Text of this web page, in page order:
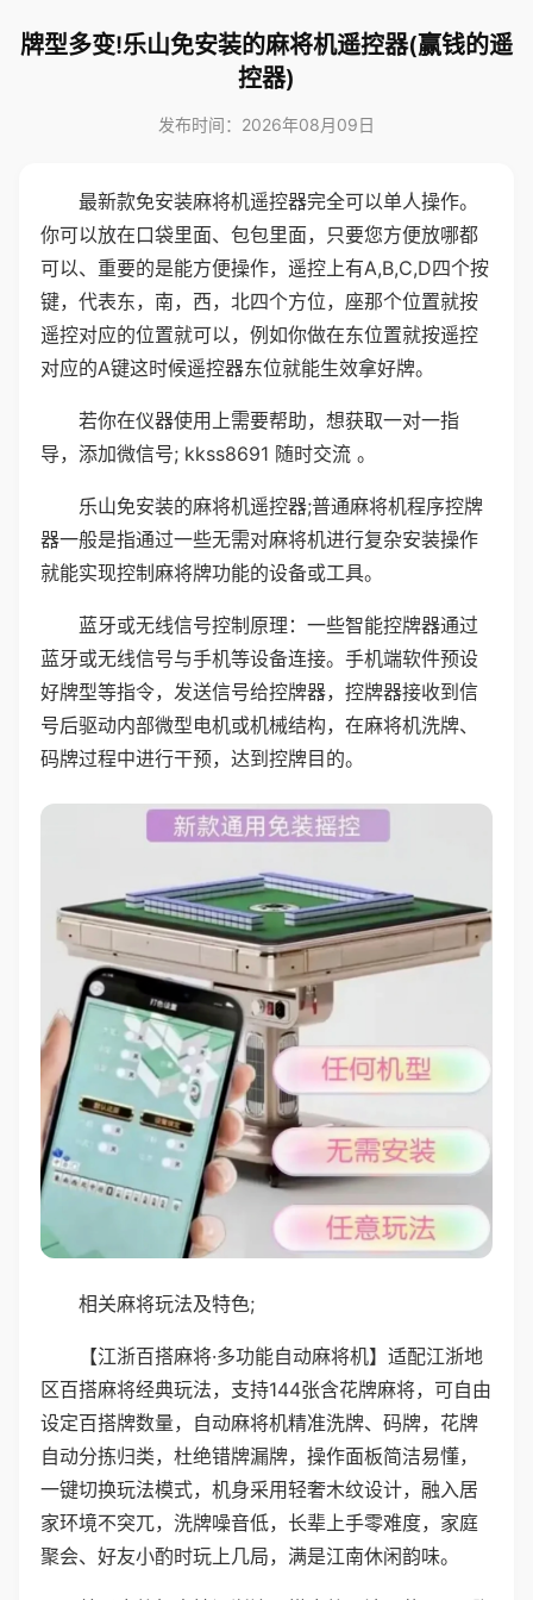
牌型多变!乐山免安装的麻将机遥控器(赢钱的遥
控器)
发布时间：2026年08月09日
最新款免安装麻将机遥控器完全可以单人操作。
你可以放在口袋里面、包包里面，只要您方便放哪都
可以、重要的是能方便操作，遥控上有A,B,C,D四个按
键，代表东，南，西，北四个方位，座那个位置就按
遥控对应的位置就可以，例如你做在东位置就按遥控
对应的A键这时候遥控器东位就能生效拿好牌。
若你在仪器使用上需要帮助，想获取一对一指
导，添加微信号; kkss8691 随时交流 。
乐山免安装的麻将机遥控器;普通麻将机程序控牌
器一般是指通过一些无需对麻将机进行复杂安装操作
就能实现控制麻将牌功能的设备或工具。
蓝牙或无线信号控制原理：一些智能控牌器通过
蓝牙或无线信号与手机等设备连接。手机端软件预设
好牌型等指令，发送信号给控牌器，控牌器接收到信
号后驱动内部微型电机或机械结构，在麻将机洗牌、
码牌过程中进行干预，达到控牌目的。
相关麻将玩法及特色;
【江浙百搭麻将·多功能自动麻将机】适配江浙地
区百搭麻将经典玩法，支持144张含花牌麻将，可自由
设定百搭牌数量，自动麻将机精准洗牌、码牌，花牌
自动分拣归类，杜绝错牌漏牌，操作面板简洁易懂，
一键切换玩法模式，机身采用轻奢木纹设计，融入居
家环境不突兀，洗牌噪音低，长辈上手零难度，家庭
聚会、好友小酌时玩上几局，满是江南休闲韵味。